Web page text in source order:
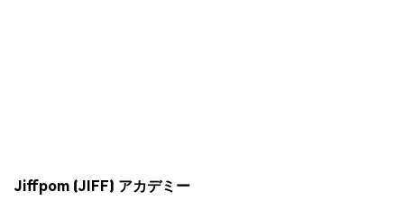
Jiffpom (JIFF) アカデミー